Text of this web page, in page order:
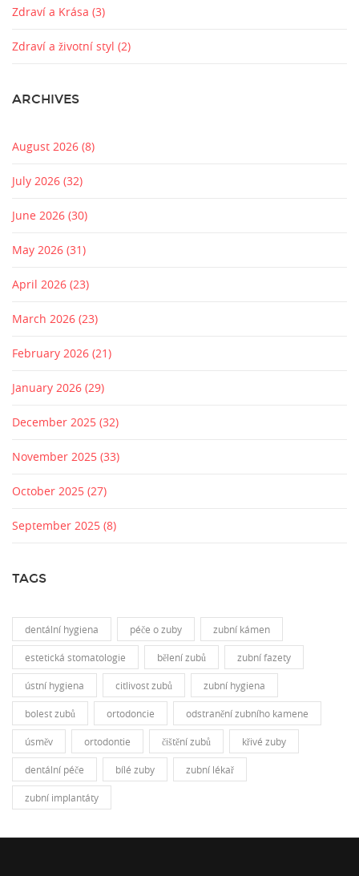
Zdraví a Krása (3)
Zdraví a životní styl (2)
ARCHIVES
August 2026 (8)
July 2026 (32)
June 2026 (30)
May 2026 (31)
April 2026 (23)
March 2026 (23)
February 2026 (21)
January 2026 (29)
December 2025 (32)
November 2025 (33)
October 2025 (27)
September 2025 (8)
TAGS
dentální hygiena péče o zuby zubní kámen
estetická stomatologie bělení zubů zubní fazety
ústní hygiena citlivost zubů zubní hygiena
bolest zubů ortodoncie odstranění zubního kamene
úsměv ortodontie čištění zubů křivé zuby
dentální péče bílé zuby zubní lékař
zubní implantáty